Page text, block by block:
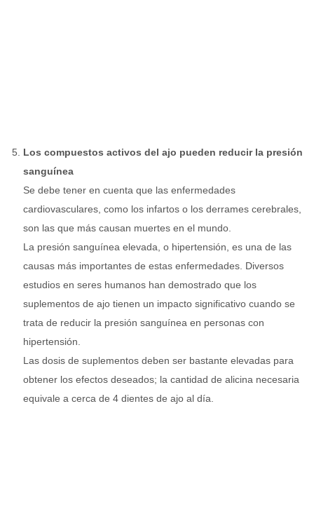
Los compuestos activos del ajo pueden reducir la presión
sanguínea
Se debe tener en cuenta que las enfermedades
cardiovasculares, como los infartos o los derrames cerebrales,
son las que más causan muertes en el mundo.
La presión sanguínea elevada, o hipertensión, es una de las
causas más importantes de estas enfermedades. Diversos
estudios en seres humanos han demostrado que los
suplementos de ajo tienen un impacto significativo cuando se
trata de reducir la presión sanguínea en personas con
hipertensión.
Las dosis de suplementos deben ser bastante elevadas para
obtener los efectos deseados; la cantidad de alicina necesaria
equivale a cerca de 4 dientes de ajo al día.